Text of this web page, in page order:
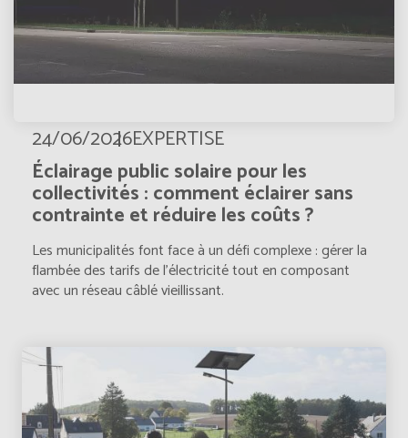
24/06/2026EXPERTISE
Éclairage public solaire pour les
collectivités : comment éclairer sans
contrainte et réduire les coûts ?
Les municipalités font face à un défi complexe : gérer la
flambée des tarifs de l’électricité tout en composant
avec un réseau câblé vieillissant.